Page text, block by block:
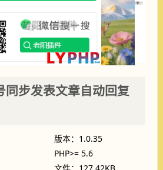
同步发表文章自动回复
版本：1.0.35
PHP>= 5.6